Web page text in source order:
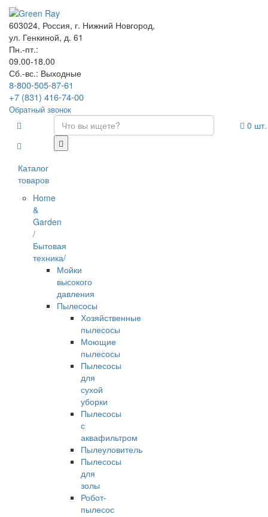
603024, Россия, г. Нижний Новгород,
ул. Генкиной, д. 61
Пн.-пт.:
09.00-18.00
Сб.-вс.: Выходные
8-800-505-87-61
+7 (831) 416-74-00
Обратный звонок
Каталог
товаров
Home
&
Garden
/
Бытовая
техника/
Мойки
высокого
давления
Пылесосы
Хозяйственные
пылесосы
Моющие
пылесосы
Пылесосы
для
сухой
уборки
Пылесосы
с
аквафильтром
Пылеуловитель
Пылесосы
для
золы
Робот-
пылесос
0